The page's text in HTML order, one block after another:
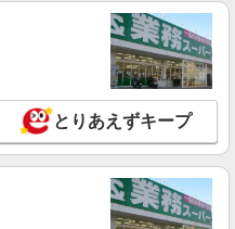
とりあえずキープ